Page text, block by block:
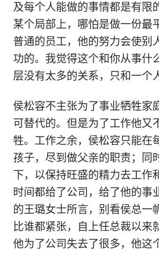
及每个人能做的事情都是有限
某个局部上，哪怕是做一份最
普通的员工，他的努力会使别
功的。我觉得这个和你从事什
层没有太多的关系，只和一个
侯松容不主张为了事业牺牲家
可替代的。但是为了工作他又
牲。工作之余，侯松容只能在
孩子，尽到做父亲的职责；同
下，以保持旺盛的精力去工作
时间都给了公司，给了他的事
的王璐女士所言，别看侯总一
比谁都紧张，自上任总裁以来
他为了公司失去了很多，他这